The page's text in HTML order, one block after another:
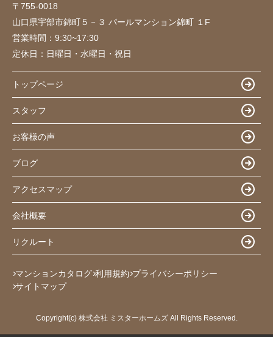
〒755-0018
山口県宇部市錦町５－３ パールマンション錦町 １F
営業時間： 9:30~17:30
定休日： 日曜日・水曜日・祝日
トップページ
スタッフ
お客様の声
ブログ
アクセスマップ
会社概要
リクルート
マンションカタログ 利用規約 プライバシーポリシー
サイトマップ
Copyright(c) 株式会社 ミスターホームズ All Rights Reserved.